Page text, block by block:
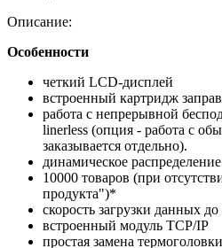
Описание:
Особенности
четкий LCD-дисплей
встроенный картридж
работа с непрерывной
linerless (опция - работа с
заказывается отдельно).
динамическое
10000 товаров (при
продукта")*
скорость загрузки данных
встроенный модуль TCP/IP
простая замена